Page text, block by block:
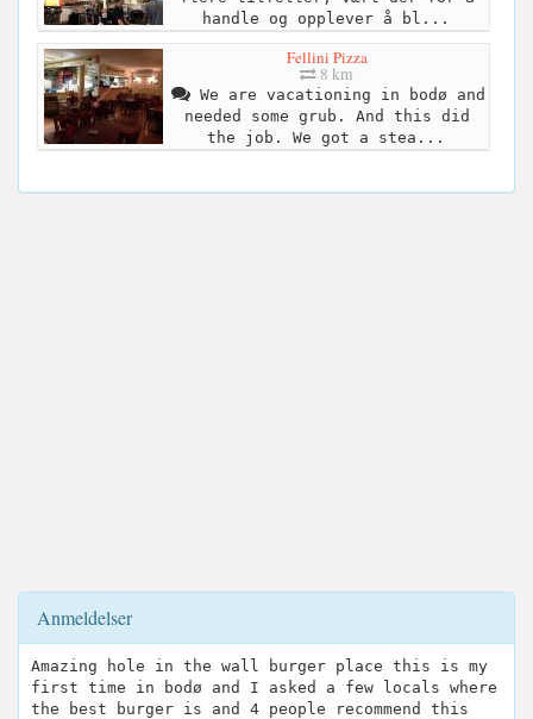
handle og opplever å bl...
Fellini Pizza
8 km
We are vacationing in bodø and
needed some grub. And this did
the job. We got a stea...
Anmeldelser
Amazing hole in the wall burger place this is my
first time in bodø and I asked a few locals where
the best burger is and 4 people recommend this